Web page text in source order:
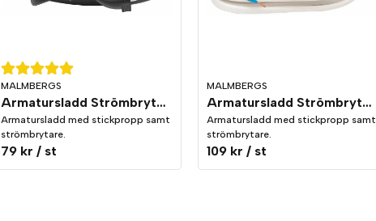
MALMBERGS
Armatursladd Strömbrytare Svart
Armatursladd med stickpropp samt
strömbrytare.
79 kr / st
MALMBERGS
Armatursladd Strömbrytare Vit
Armatursladd med stickpropp samt
strömbrytare.
109 kr / st